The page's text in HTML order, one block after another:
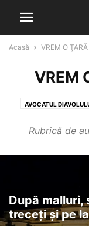
Acasă VREM O
VREM
AVOCATUL
Rubrică de
După
treceți și pe